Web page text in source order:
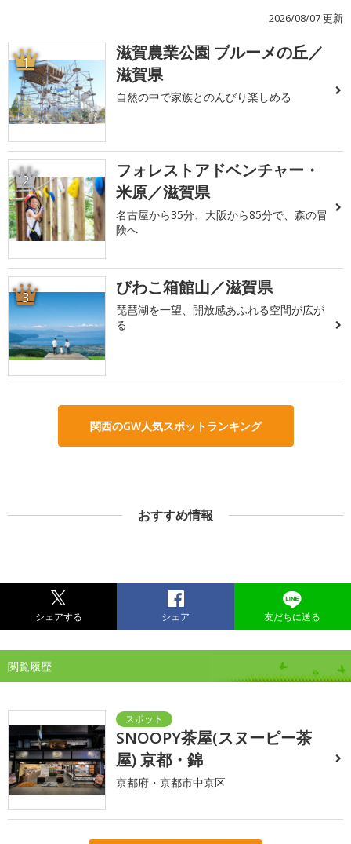
2026/08/07 更新
1
滋賀農業公園 ブルーメの丘／
滋賀県
自然の中で家族とのんびり楽しめる
2
フォレストアドベンチャー・
米原／滋賀県
名古屋から35分、大阪から85分で、森の冒
険へ
3 びわこ箱館山／滋賀県
琵琶湖を一望、開放感あふれる空間が広が
る
関西のGW人気スポットランキング
おすすめ情報
シェアする シェア 友だちに送る
閲覧履歴
SNOOPY茶屋(スヌーピー茶
屋) 京都・錦
京都府・京都市中京区